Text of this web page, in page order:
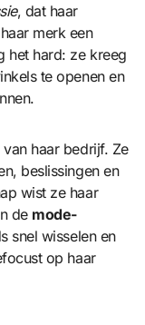
, dat haar
merk een
het hard: ze kreeg
te openen en
haar bedrijf. Ze
beslissingen en
wist ze haar
de mode-
snel wisselen en
op haar